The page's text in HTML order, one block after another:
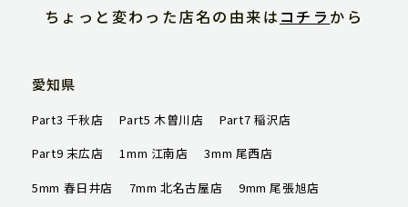
ハッピータイムズ
ちょっと変わった店名の由来は コチラ から
愛知県
Part3 千秋店 Part5 木曽川店
Part7 稲沢店
Part9 末広店
1mm 江南店
3mm 尾西店
5mm 春日井店
7mm 北名古屋店
9mm 尾張旭店